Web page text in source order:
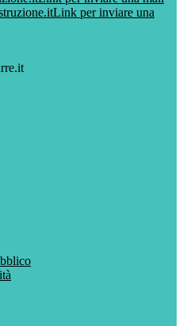
Link per inviare una